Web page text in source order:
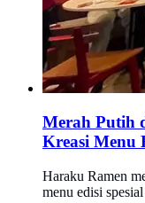
Merah Putih
Kreasi Menu
Haraku Ramen
menu edisi